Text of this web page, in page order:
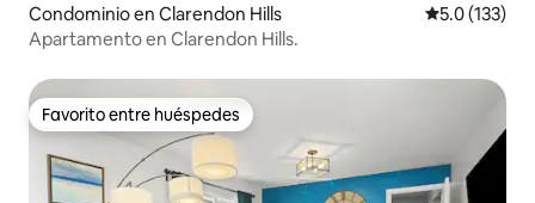
Condominio en Clarendon Hills Calificación
5.0 (133)
Apartamento en Clarendon Hills.
Favorito entre huéspedes
Favorito entre huéspedes